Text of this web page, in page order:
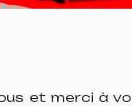
et merci à